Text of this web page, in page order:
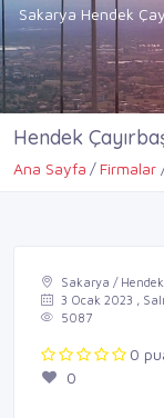
Sakarya Hendek
Hendek
Ana Sayfa Firmalar
Sakarya / Hendek
3 Ocak 2023 , Salı
5087
0
0